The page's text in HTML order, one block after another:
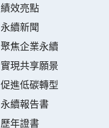
績效亮點
永續新聞
聚焦企業永續
實現共享願景
促進低碳轉型
永續報告書
歷年證書